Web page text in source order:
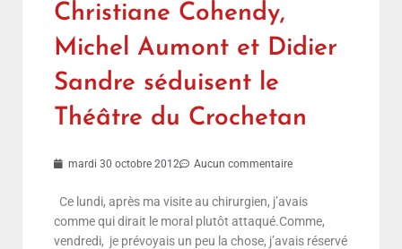
Christiane Cohendy,
Michel Aumont et Didier
Sandre séduisent le
Théâtre du Crochetan
mardi 30 octobre 2012 Aucun commentaire
Ce lundi, après ma visite au chirurgien, j’avais
comme qui dirait le moral plutôt attaqué.Comme,
vendredi, je prévoyais un peu la chose, j’avais réservé